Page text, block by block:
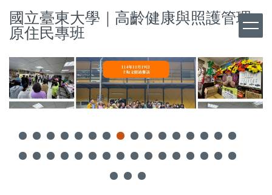
到
主
內
容
區
國立臺東大學｜高齡健康與照護管理
原住民專班